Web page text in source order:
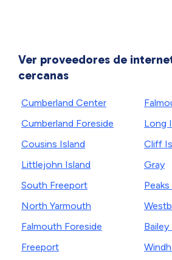
Ver proveedores de
cercanas
Cumberland Center
Cumberland Foreside
Cousins Island
Littlejohn Island
South Freeport
North Yarmouth
Falmouth Foreside
Freeport
Long
Cliff
Gray
Bailey